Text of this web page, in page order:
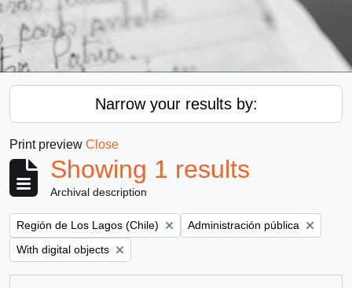
Narrow your results by:
Print preview Close
Showing 1 results
Archival description
Remove filter:
Región de Los Lagos (Chile) Remove filter:
Administración pública
Remove filter:
With digital objects